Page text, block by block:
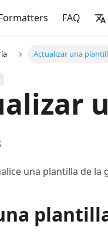
FAQ
Actualizar una
una plantilla de la